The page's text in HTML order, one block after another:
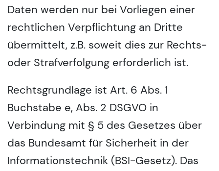
Daten werden nur bei Vorliegen einer
rechtlichen Verpflichtung an Dritte
übermittelt, z.B. soweit dies zur Rechts-
oder Strafverfolgung erforderlich ist.
Rechtsgrundlage ist Art. 6 Abs. 1
Buchstabe e, Abs. 2 DSGVO in
Verbindung mit § 5 des Gesetzes über
das Bundesamt für Sicherheit in der
Informationstechnik (BSI-Gesetz). Das